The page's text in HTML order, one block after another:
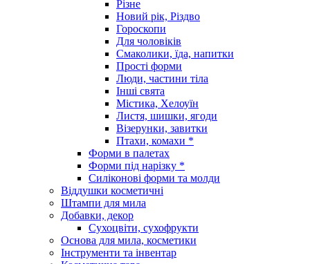
Різне
Новий рік, Різдво
Гороскопи
Для чоловіків
Смаколики, їда, напитки
Прості форми
Люди, частини тіла
Інші свята
Містика, Хелоуїн
Листя, шишки, ягоди
Візерунки, завитки
Птахи, комахи *
Форми в палетах
Форми під нарізку *
Силіконові форми та молди
Віддушки косметичні
Штампи для мила
Добавки, декор
Сухоцвіти, сухофрукти
Основа для мила, косметики
Інструменти та інвентар